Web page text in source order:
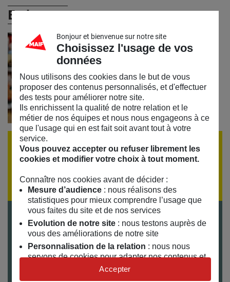
En images
ÉVÈNEMENT TERMINÉ
Si vous souhaitez recevoir la programmation par
email,inscrivez-vous à notre lettre d'information
Chuchoteuses
Bonjour et bienvenue sur notre site
Choisissez l'usage de vos
données
Nous utilisons des cookies dans le but de vous
proposer des contenus personnalisés, et d'effectuer
des tests pour améliorer notre site.
Ils enrichissent la qualité de notre relation et le
métier de nos équipes et nous nous engageons à ce
que l'usage qui en est fait soit avant tout à votre
service.
Vous pouvez accepter ou refuser librement les
cookies et modifier votre choix à tout moment.
Connaître nos cookies avant de décider :
Mesure d’audience: nous réalisons des
statistiques pour mieux comprendre l’usage que
vous faites du site et de nos services
Evolution de notre site: nous testons auprès de
vous des améliorations de notre site
Personnalisation de la relation : nous nous
servons de cookies pour adapter nos contenus et
personnaliser nos offres
Univers publicitaire: nous utilisons avec nos
Accepter